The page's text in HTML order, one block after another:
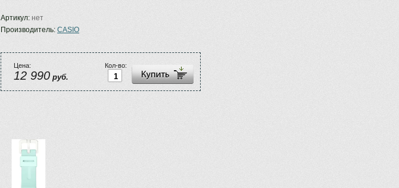
Артикул: нет
Производитель: CASIO
Кол-во:
Цена:
12 990 руб.